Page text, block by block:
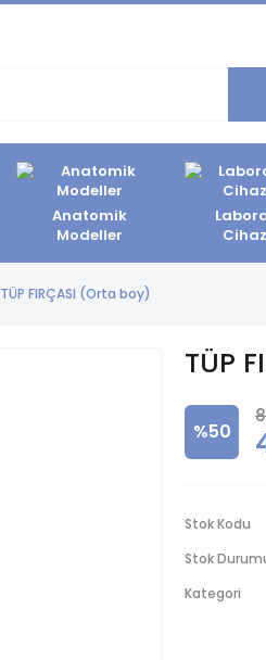
Anatomik
Modeller
TÜP FIRÇASI (Orta boy)
TÜP
%50
Stok Kodu
Stok
Kategori